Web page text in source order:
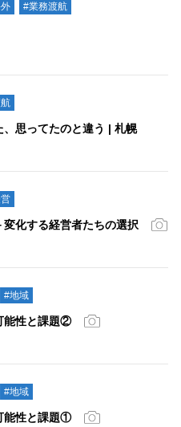
#業務渡航
、思ってたのと違う | 札幌
化する経営者たちの選択
#地域
能性と課題②
#地域
能性と課題①